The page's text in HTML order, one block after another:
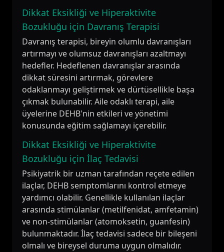
Dikkat Eksikliği ve Hiperaktivite
Bozukluğu için Davranış Terapisi
Davranış terapisi, bireyin olumlu davranışları
artırmayı ve olumsuz davranışları azaltmayı
hedefler. Hedeflenen davranışlar arasında
dikkat süresini artırmak, görevlere
odaklanmayı geliştirmek ve dürtüsellikle başa
çıkmak bulunabilir. Aile odaklı terapi, aile
üyelerine DEHB'nin etkileri ve yönetimi
konusunda eğitim sağlamayı içerebilir.
Dikkat Eksikliği ve Hiperaktivite
Bozukluğu için İlaç Tedavisi
Psikiyatrik bir uzman tarafından reçete edilen
ilaçlar, DEHB semptomlarını kontrol etmeye
yardımcı olabilir. Genellikle kullanılan ilaçlar
arasında stimülanlar (metilfenidat, amfetamin)
ve non-stimülanlar (atomoksetin, guanfesin)
bulunmaktadır. İlaç tedavisi sadece bir bileşeni
olmalı ve bireysel duruma uygun olmalıdır.